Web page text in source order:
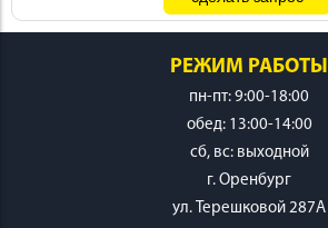
РЕЖИМ РАБОТЫ
пн-пт: 9:00-18:00
обед: 13:00-14:00
cб, вс: выходной
г. Оренбург
ул. Терешковой 287А